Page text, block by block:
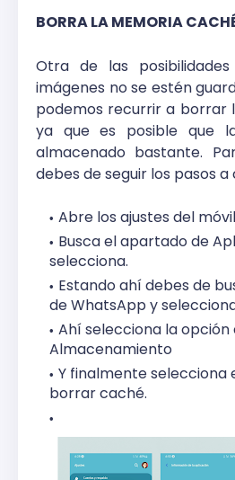
BORRA LA MEMORIA
Otra de las
imágenes no se estén
podemos recurrir a borrar
ya que es posible que
almacenado bastante.
debes de seguir los pasos
Abre los ajustes del
Busca el apartado de
selecciona.
Estando ahí debes de
de WhatsApp y
Ahí selecciona la opción
Almacenamiento
Y finalmente selecciona
borrar caché.